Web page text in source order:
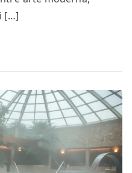
[…]